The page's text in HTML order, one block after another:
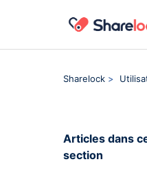
Sharelock
Articles dans
section